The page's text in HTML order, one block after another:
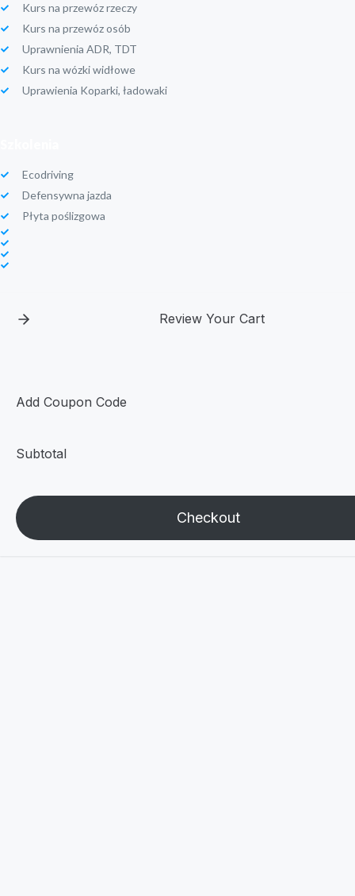
Kurs na przewóz rzeczy
Kurs na przewóz osób
Uprawnienia ADR, TDT
Kurs na wózki widłowe
Uprawienia Koparki, ładowaki
Ecodriving
Defensywna jazda
Płyta poślizgowa
Review Your Cart
Add Coupon Code
Subtotal
Checkout